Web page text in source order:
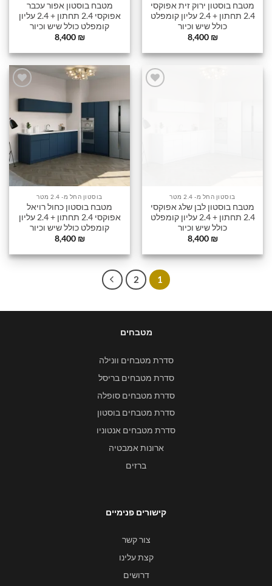
מטבח בוסטון ירוק זית אפוקסי
2.4 תחתון + 2.4 עליון קומפלט
כולל שיש וכיור
8,400 ₪
מטבח בוסטון אפור עכבר
אפוקסי 2.4 תחתון + 2.4 עליון
קומפלט כולל שיש וכיור
8,400 ₪
בוסטון החל מ- 2.4 מטר
מטבח בוסטון לבן שלג אפוקסי
2.4 תחתון + 2.4 עליון קומפלט
כולל שיש וכיור
8,400 ₪
שלי
בוסטון החל מ- 2.4 מטר
מטבח בוסטון כחול רויאל
אפוקסי 2.4 תחתון + 2.4 עליון
קומפלט כולל שיש וכיור
8,400 ₪
1
2
מטבחים
סדרת מטבחים וונילה
סדרת מטבחים בריסל
סדרת מטבחים סופלה
סדרת מטבחים בוסטון
סדרת מטבחים אנטוניו
ארונות אמבטיה
ברזים
קישורים פנימיים
צור קשר
קצת עלינו
דרושים